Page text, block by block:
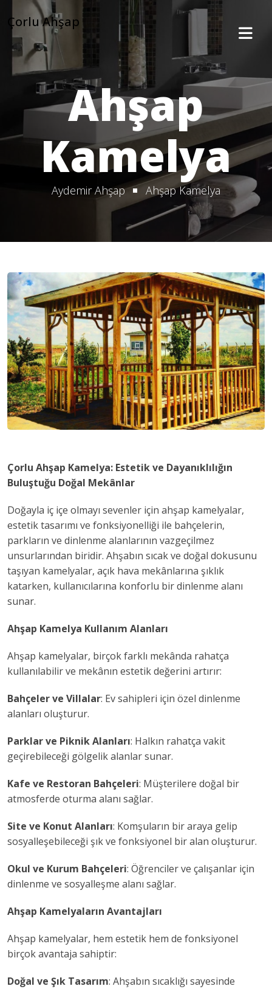
Çorlu Ahşap
Ahşap
Kamelya
Aydemir Ahşap Ahşap Kamelya
Çorlu Ahşap Kamelya: Estetik ve Dayanıklılığın
Buluştuğu Doğal Mekânlar
Doğayla iç içe olmayı sevenler için ahşap kamelyalar,
estetik tasarımı ve fonksiyonelliği ile bahçelerin,
parkların ve dinlenme alanlarının vazgeçilmez
unsurlarından biridir. Ahşabın sıcak ve doğal dokusunu
taşıyan kamelyalar, açık hava mekânlarına şıklık
katarken, kullanıcılarına konforlu bir dinlenme alanı
sunar.
Ahşap Kamelya Kullanım Alanları
Ahşap kamelyalar, birçok farklı mekânda rahatça
kullanılabilir ve mekânın estetik değerini artırır:
Bahçeler ve Villalar: Ev sahipleri için özel dinlenme
alanları oluşturur.
Parklar ve Piknik Alanları: Halkın rahatça vakit
geçirebileceği gölgelik alanlar sunar.
Kafe ve Restoran Bahçeleri: Müşterilere doğal bir
atmosferde oturma alanı sağlar.
Site ve Konut Alanları: Komşuların bir araya gelip
sosyalleşebileceği şık ve fonksiyonel bir alan oluşturur.
Okul ve Kurum Bahçeleri: Öğrenciler ve çalışanlar için
dinlenme ve sosyalleşme alanı sağlar.
Ahşap Kamelyaların Avantajları
Ahşap kamelyalar, hem estetik hem de fonksiyonel
birçok avantaja sahiptir:
Doğal ve Şık Tasarım: Ahşabın sıcaklığı sayesinde